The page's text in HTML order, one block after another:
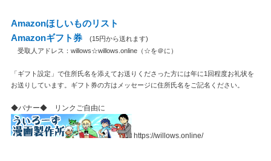
Amazonほしいものリスト
Amazonギフト券
(15円から送れます)
受取人アドレス：willows☆willows.online（☆を＠に）
「ギフト設定」で住所氏名を添えてお送りくださった方には年に1回程度お礼状を
お送りしています。ギフト券の方はメッセージに住所氏名をご記名ください。
◆バナー◆ リンクご自由に
https://willows.online/